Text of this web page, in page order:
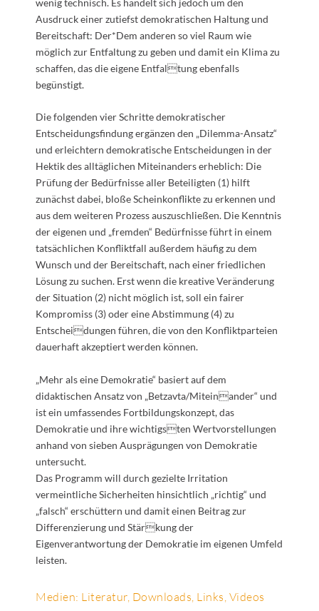
wenig technisch. Es handelt sich jedoch um den
Ausdruck einer zutiefst demokratischen Haltung und
Bereitschaft: Der*Dem anderen so viel Raum wie
möglich zur Entfaltung zu geben und damit ein Klima zu
schaffen, das die eigene Entfaltung ebenfalls
begünstigt.
Die folgenden vier Schritte demokratischer
Entscheidungsfindung ergänzen den „Dilemma-Ansatz“
und erleichtern demokratische Entscheidungen in der
Hektik des alltäglichen Miteinanders erheblich: Die
Prüfung der Bedürfnisse aller Beteiligten (1) hilft
zunächst dabei, bloße Scheinkonflikte zu erkennen und
aus dem weiteren Prozess auszuschließen. Die Kenntnis
der eigenen und „fremden“ Bedürfnisse führt in einem
tatsächlichen Konfliktfall außerdem häufig zu dem
Wunsch und der Bereitschaft, nach einer friedlichen
Lösung zu suchen. Erst wenn die kreative Veränderung
der Situation (2) nicht möglich ist, soll ein fairer
Kompromiss (3) oder eine Abstimmung (4) zu
Entscheidungen führen, die von den Konfliktparteien
dauerhaft akzeptiert werden können.
„Mehr als eine Demokratie“ basiert auf dem
didaktischen Ansatz von „Betzavta/Miteinander“ und
ist ein umfassendes Fortbildungskonzept, das
Demokratie und ihre wichtigsten Wertvorstellungen
anhand von sieben Ausprägungen von Demokratie
untersucht.
Das Programm will durch gezielte Irritation
vermeintliche Sicherheiten hinsichtlich „richtig“ und
„falsch“ erschüttern und damit einen Beitrag zur
Differenzierung und Stärkung der
Eigenverantwortung der Demokratie im eigenen Umfeld
leisten.
Medien: Literatur, Downloads, Links, Videos